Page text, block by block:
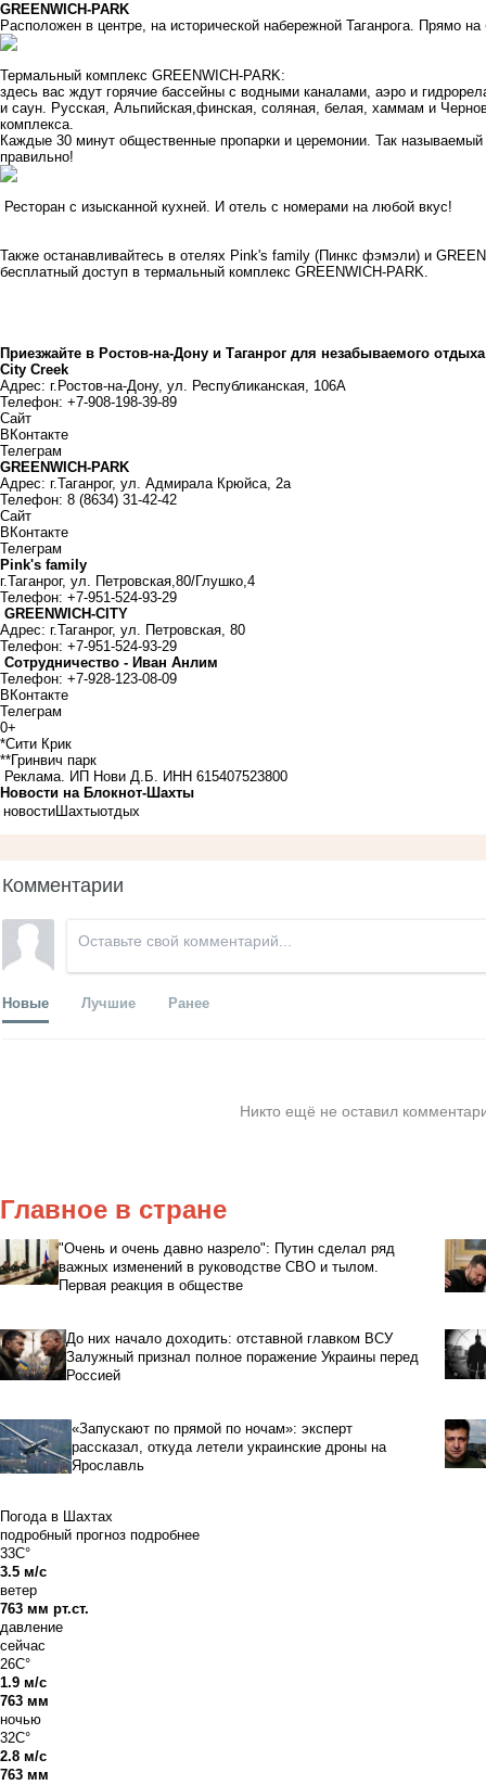
GREENWICH-PARK
Расположен в центре, на исторической набережной Таганрога. Прямо
Термальный комплекс GREENWICH-PARK:
здесь вас ждут горячие бассейны с водными каналами, аэро и
и саун. Русская, Альпийская,финская, соляная, белая, хаммам и
комплекса.
Каждые 30 минут общественные пропарки и церемонии. Так
правильно!
Ресторан с изысканной кухней. И отель с номерами на любой вкус!
Также останавливайтесь в отелях Pink's family (Пинкс фэмэли) и
бесплатный доступ в термальный комплекс GREENWICH-PARK.
Приезжайте в Ростов-на-Дону и Таганрог для незабываемого
City Creek
Адрес: г.Ростов-на-Дону, ул. Республиканская, 106А
Телефон: +7-908-198-39-89
Сайт
ВКонтакте
Телеграм
GREENWICH-PARK
Адрес: г.Таганрог, ул. Адмирала Крюйса, 2а
Телефон: 8 (8634) 31-42-42
Сайт
ВКонтакте
Телеграм
Pink's family
г.Таганрог, ул. Петровская,80/Глушко,4
Телефон: +7-951-524-93-29
GREENWICH-CITY
Адрес: г.Таганрог, ул. Петровская, 80
Телефон: +7-951-524-93-29
Сотрудничество - Иван Анлим
Телефон: +7-928-123-08-09
ВКонтакте
Телеграм
0+
*Сити Крик
**Гринвич парк
Реклама. ИП Нови Д.Б. ИНН 615407523800
Новости на Блoкнoт-Шахты
новостиШахтыотдых
Комментарии
Новые Лучшие Ранее
Никто ещё не оставил
Главное в стране
"Очень и очень давно назрело": Путин сделал ряд
важных изменений в руководстве СВО и тылом.
Первая реакция в обществе
До них начало доходить: отставной главком ВСУ
Залужный признал полное поражение Украины перед
Россией
«Запускают по прямой по ночам»: эксперт
рассказал, откуда летели украинские дроны на
Ярославль
Погода в Шахтах
подробный прогноз подробнее
33C°
3.5 м/с
ветер
763 мм рт.ст.
давление
сейчас
26C°
1.9 м/с
763 мм
ночью
32C°
2.8 м/с
763 мм